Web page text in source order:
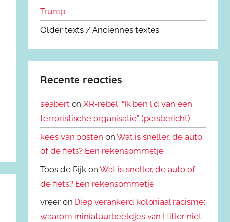
Trump
Older texts / Anciennes textes
Recente reacties
seabert onXR-rebel: “Ik ben lid van een
terroristische organisatie” (persbericht)
kees van oosten onWat is sneller, de auto
of de fiets? Een rekensommetje
Toos de Rijk onWat is sneller, de auto of
de fiets? Een rekensommetje
vreer on Diep verankerd koloniaal racisme:
waarom miniatuurbeeldjes van Hitler niet